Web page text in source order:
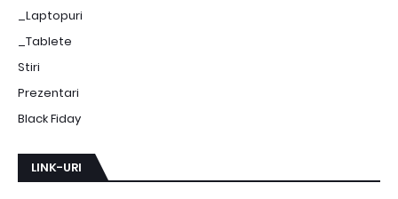
_Laptopuri
_Tablete
Stiri
Prezentari
Black Fiday
LINK-URI